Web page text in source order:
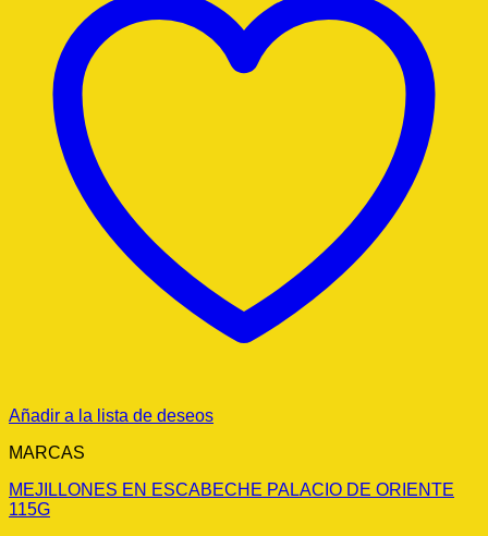
Añadir a la lista de deseos
MARCAS
MEJILLONES EN ESCABECHE PALACIO DE ORIENTE
115G